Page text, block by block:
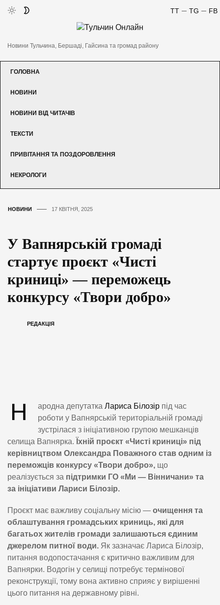
FB
TG
TT
Новини Тульчина, Бершаді, Гайсина та громад району
ГОЛОВНА
НОВИНИ
НОВИНИ ВІД ЧИТАЧІВ
ТЕКСТИ
ПРИВІТАННЯ ТА ПОЗДОРОВЛЕННЯ
НЕКРОЛОГИ
НОВИНИ 17 КВІТНЯ, 2025
У Вапнярській громаді
стартує проєкт «Чисті
криниці» — переможець
конкурсу «Твори добро»
РЕДАКЦІЯ
Н ародна депутатка Лариса Білозір під час
роботи у Вапнярській територіальній громаді
зустрілася з ініціативною групою мешканців
селища Вапнярка. Їхній проєкт «Чисті криниці» під
керівництвом Олександра Поважного став одним із
переможців конкурсу «Твори добро», що
реалізується за підтримки ГО «Ми — Вінничани» та
за ініціативи Лариси Білозір.
Проєкт має важливу соціальну місію — очищення та
облаштування громадських криниць, які для
багатьох жителів громади залишаються єдиним
джерелом питної води. Як зазначає Лариса Білозір,
питання водопостачання є критично важливим для
Вапнярки. Водогін у селищі потребує термінової
реконструкції, тому вона активно сприяє у вирішенні
цього питання на державному рівні.